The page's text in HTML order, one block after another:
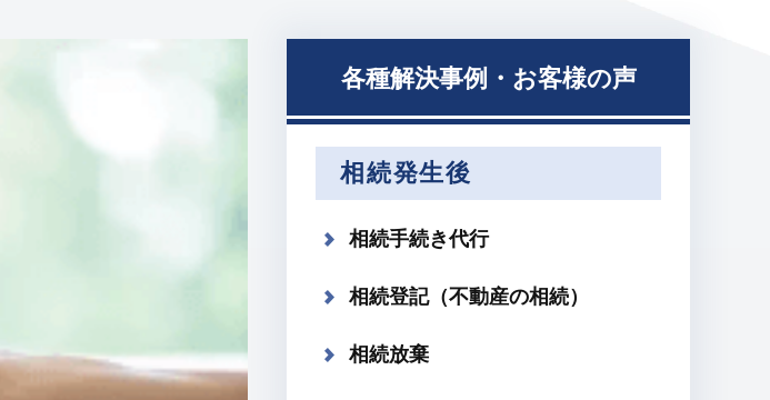
各種解決事例・お客様の声
相続発生後
相続手続き代行
相続登記（不動産の相続）
相続放棄